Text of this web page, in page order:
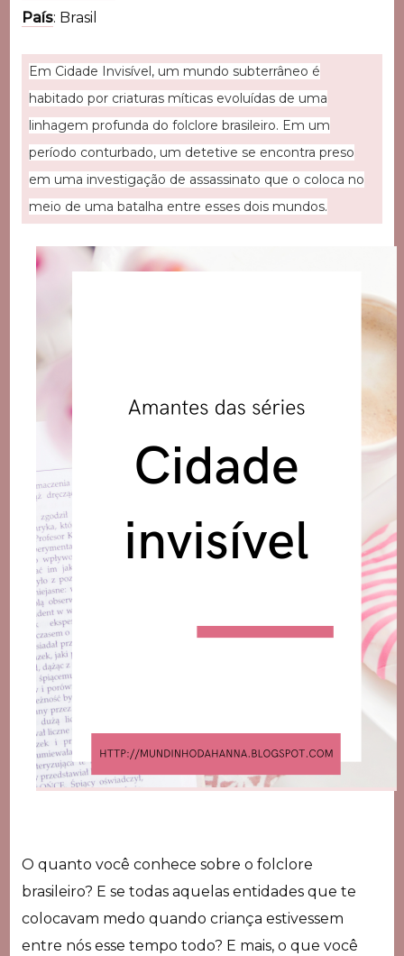
País: Brasil
Em Cidade Invisível, um mundo subterrâneo é
habitado por criaturas míticas evoluídas de uma
linhagem profunda do folclore brasileiro. Em um
período conturbado, um detetive se encontra preso
em uma investigação de assassinato que o coloca no
meio de uma batalha entre esses dois mundos.
O quanto você conhece sobre o folclore
brasileiro? E se todas aquelas entidades que te
colocavam medo quando criança estivessem
entre nós esse tempo todo? E mais, o que você